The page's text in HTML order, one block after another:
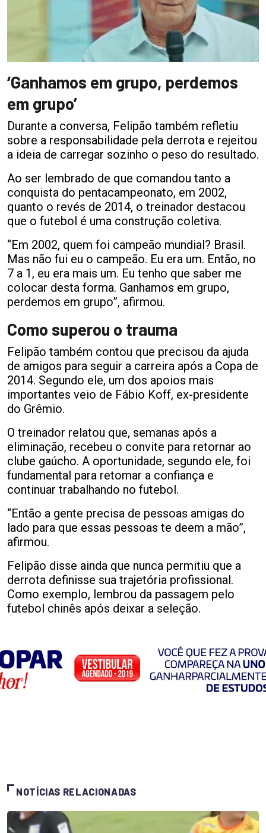
‘Ganhamos em grupo, perdemos
em grupo’
Durante a conversa, Felipão também refletiu
sobre a responsabilidade pela derrota e rejeitou
a ideia de carregar sozinho o peso do resultado.
Ao ser lembrado de que comandou tanto a
conquista do pentacampeonato, em 2002,
quanto o revés de 2014, o treinador destacou
que o futebol é uma construção coletiva.
“Em 2002, quem foi campeão mundial? Brasil.
Mas não fui eu o campeão. Eu era um. Então, no
7 a 1, eu era mais um. Eu tenho que saber me
colocar desta forma. Ganhamos em grupo,
perdemos em grupo”, afirmou.
Como superou o trauma
Felipão também contou que precisou da ajuda
de amigos para seguir a carreira após a Copa de
2014. Segundo ele, um dos apoios mais
importantes veio de Fábio Koff, ex-presidente
do Grêmio.
O treinador relatou que, semanas após a
eliminação, recebeu o convite para retornar ao
clube gaúcho. A oportunidade, segundo ele, foi
fundamental para retomar a confiança e
continuar trabalhando no futebol.
“Então a gente precisa de pessoas amigas do
lado para que essas pessoas te deem a mão”,
afirmou.
Felipão disse ainda que nunca permitiu que a
derrota definisse sua trajetória profissional.
Como exemplo, lembrou da passagem pelo
futebol chinês após deixar a seleção.
NOTÍCIAS RELACIONADAS